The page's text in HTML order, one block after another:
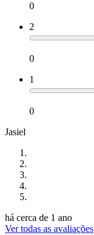
0
2
0
1
0
Jasiel
há cerca de 1 ano
Ver todas as avaliações